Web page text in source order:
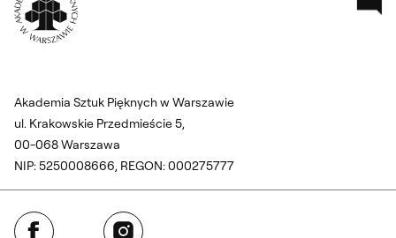
Akademia Sztuk Pięknych w Warszawie
ul. Krakowskie Przedmieście 5,
00-068 Warszawa
NIP: 5250008666, REGON: 000275777
Facebook Instagram